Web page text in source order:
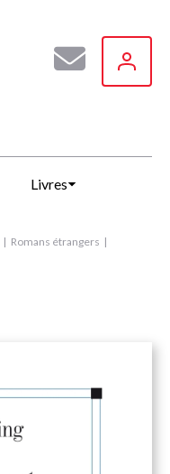
Livres
Romans étrangers